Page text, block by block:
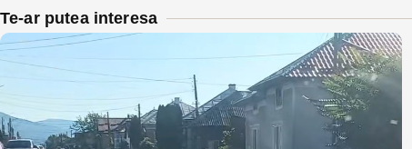
Te-ar putea interesa